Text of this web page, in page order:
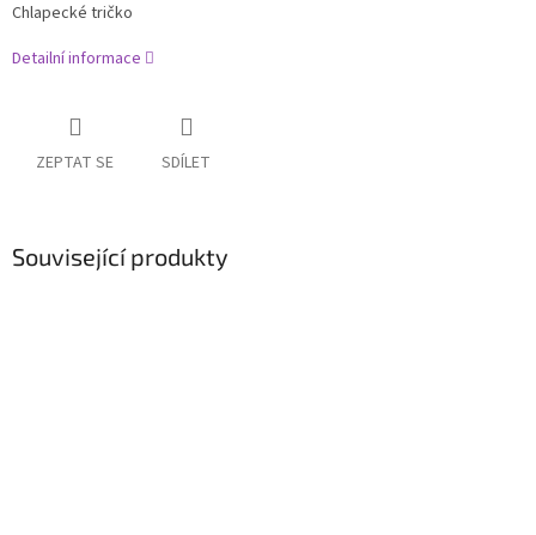
Chlapecké tričko
Detailní informace
ZEPTAT SE SDÍLET
Související produkty